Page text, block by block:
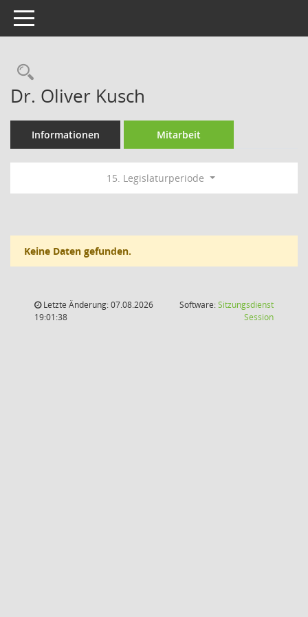
Toggle navigation
Rechercheauswahl
Dr. Oliver Kusch
Informationen Mitarbeit
15. Legislaturperiode
Keine Daten gefunden.
Letzte Änderung: 07.08.2026
19:01:38
Software:Sitzungsdienst
Session(Wird in